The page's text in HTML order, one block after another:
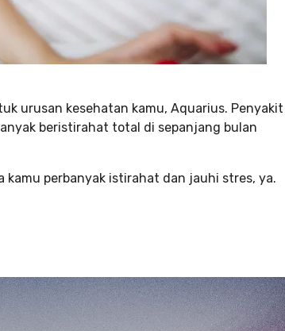
urusan kesehatan kamu, Aquarius. Penyakit
beristirahat total di sepanjang bulan
kamu perbanyak istirahat dan jauhi stres, ya.